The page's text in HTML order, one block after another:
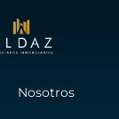
Nosotros